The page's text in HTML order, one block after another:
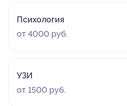
Психология
от 4000 руб.
УЗИ
от 1500 руб.